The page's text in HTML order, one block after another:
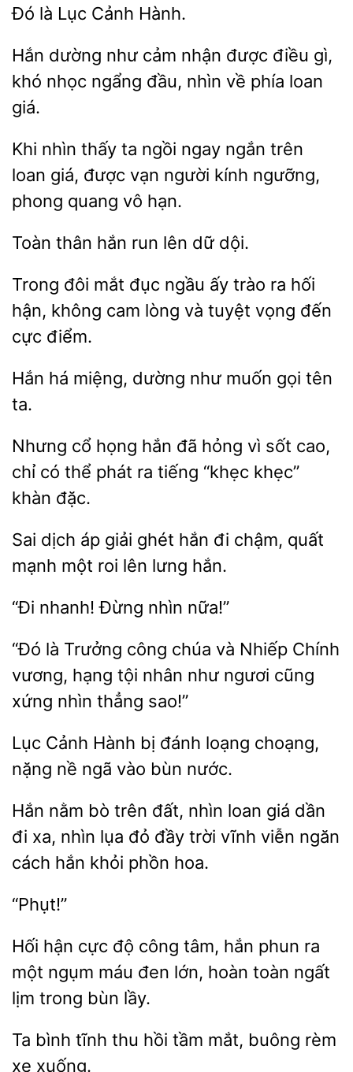
Cảnh Hành.
Hắn
nhận được điều gì,
khó nhọc ngẩng đầu, nhìn về phía loan
giá.
Khi
thấy ta ngồi ngay ngắn trên
loan giá, được vạn người kính
phong
vô hạn.
Toàn run lên dữ
Trong đôi mắt đục ngầu ấy trào ra hối
hận, không
lòng và tuyệt
cực điểm.
há miệng, dường muốn gọi tên
cổ họng hắn đã
vì sốt cao,
chỉ có thể phát
tiếng “khẹc khẹc”
khàn đặc.
Sai dịch áp giải ghét
chậm, quất
mạnh một roi lên lưng
“Đi nhìn
“Đó
Trưởng công chúa và Nhiếp Chính
vương, hạng tội nhân như ngươi
xứng nhìn
sao!”
Lục Cảnh Hành bị đánh
choạng,
nề ngã
bùn nước.
Hắn nằm bò trên
loan giá dần
đi xa, nhìn lụa đỏ đầy trời vĩnh viễn ngăn
cách hắn khỏi phồn
“Phụt!”
Hối hận cực độ công tâm, hắn
một ngụm máu đen lớn, hoàn toàn ngất
trong bùn lầy.
Ta tĩnh thu hồi tầm
rèm
xe xuống.